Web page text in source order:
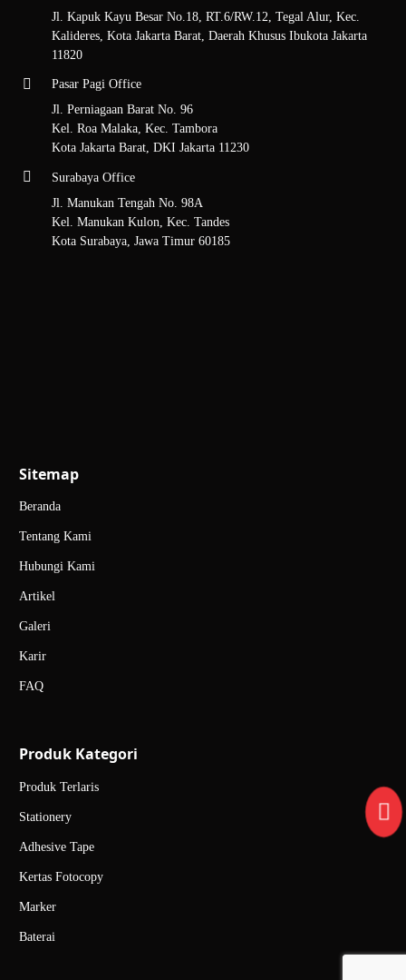
Jl. Kapuk Kayu Besar No.18, RT.6/RW.12, Tegal Alur, Kec.
Kalideres, Kota Jakarta Barat, Daerah Khusus Ibukota Jakarta
11820
Pasar Pagi Office
Jl. Perniagaan Barat No. 96
Kel. Roa Malaka, Kec. Tambora
Kota Jakarta Barat, DKI Jakarta 11230
Surabaya Office
Jl. Manukan Tengah No. 98A
Kel. Manukan Kulon, Kec. Tandes
Kota Surabaya, Jawa Timur 60185
Sitemap
Beranda
Tentang Kami
Hubungi Kami
Artikel
Galeri
Karir
FAQ
Produk Kategori
Produk Terlaris
Stationery
Adhesive Tape
Kertas Fotocopy
Marker
Baterai